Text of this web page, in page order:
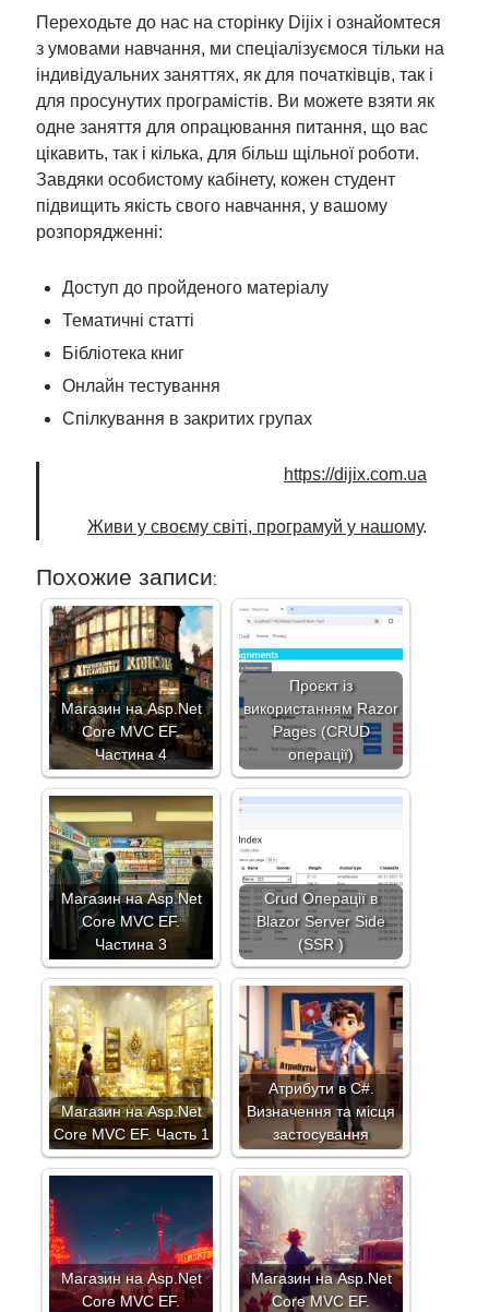
Переходьте до нас на сторінку Dijix і ознайомтеся
з умовами навчання, ми спеціалізуємося тільки на
індивідуальних заняттях, як для початківців, так і
для просунутих програмістів. Ви можете взяти як
одне заняття для опрацювання питання, що вас
цікавить, так і кілька, для більш щільної роботи.
Завдяки особистому кабінету, кожен студент
підвищить якість свого навчання, у вашому
розпорядженні:
Доступ до пройденого матеріалу
Тематичні статті
Бібліотека книг
Онлайн тестування
Спілкування в закритих групах
https://dijix.com.ua
Живи у своєму світі, програмуй у нашому.
Похожие записи:
Магазин на Asp.Net
Core MVC EF.
Частина 4
Проєкт із
використанням Razor
Pages (CRUD
операції)
Магазин на Asp.Net
Core MVC EF.
Частина 3
Crud Операції в
Blazor Server Side
(SSR )
Магазин на Asp.Net
Core MVC EF. Часть 1
Атрибути в C#.
Визначення та місця
застосування
Магазин на Asp.Net
Core MVC EF.
Магазин на Asp.Net
Core MVC EF.